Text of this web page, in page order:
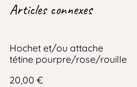
Articles connexes
Hochet et/ou attache
tétine pourpre/rose/rouille
20,00 €